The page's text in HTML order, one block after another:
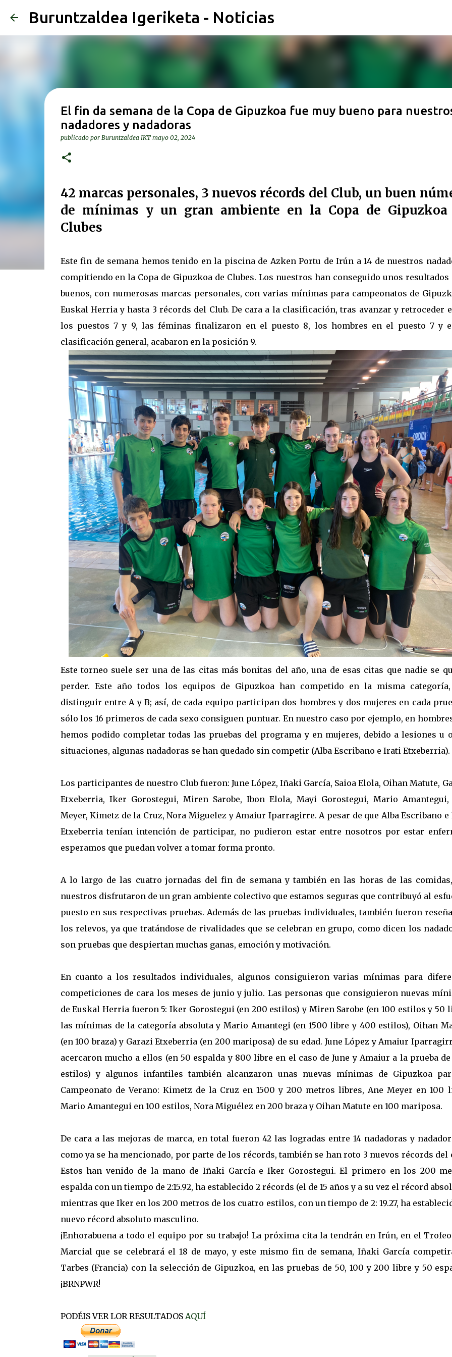
Buruntzaldea Igeriketa - Noticias
El fin da semana de la Copa de Gipuzkoa fue muy bueno para
nadadores y nadadoras
publicado por Buruntzaldea IKT mayo 02, 2024
42 marcas personales, 3 nuevos récords del Club, un buen
de mínimas y un gran ambiente en la Copa de Gipuzkoa
Clubes
Este fin de semana hemos tenido en la piscina de Azken Portu de Irún a 14 de nuestros
compitiendo en la Copa de Gipuzkoa de Clubes. Los nuestros han conseguido unos resultados
buenos, con numerosas marcas personales, con varias mínimas para campeonatos de
Euskal Herria y hasta 3 récords del Club. De cara a la clasificación, tras avanzar y retroceder
los puestos 7 y 9, las féminas finalizaron en el puesto 8, los hombres en el puesto 7 y
clasificación general, acabaron en la posición 9.
Este torneo suele ser una de las citas más bonitas del año, una de esas citas que nadie se
perder. Este año todos los equipos de Gipuzkoa han competido en la misma
distinguir entre A y B; así, de cada equipo participan dos hombres y dos mujeres en cada
sólo los 16 primeros de cada sexo consiguen puntuar. En nuestro caso por ejemplo, en
hemos podido completar todas las pruebas del programa y en mujeres, debido a lesiones u
situaciones, algunas nadadoras se han quedado sin competir (Alba Escribano e Irati Etxeberria).
Los participantes de nuestro Club fueron: June López, Iñaki García, Saioa Elola, Oihan Matute,
Etxeberria, Iker Gorostegui, Miren Sarobe, Ibon Elola, Mayi Gorostegui, Mario Amantegui,
Meyer, Kimetz de la Cruz, Nora Miguelez y Amaiur Iparragirre. A pesar de que Alba Escribano
Etxeberria tenían intención de participar, no pudieron estar entre nosotros por estar
esperamos que puedan volver a tomar forma pronto.
A lo largo de las cuatro jornadas del fin de semana y también en las horas de las
nuestros disfrutaron de un gran ambiente colectivo que estamos seguras que contribuyó al
puesto en sus respectivas pruebas. Además de las pruebas individuales, también fueron
los relevos, ya que tratándose de rivalidades que se celebran en grupo, como dicen los
son pruebas que despiertan muchas ganas, emoción y motivación.
En cuanto a los resultados individuales, algunos consiguieron varias mínimas para
competiciones de cara los meses de junio y julio. Las personas que consiguieron nuevas
de Euskal Herria fueron 5: Iker Gorostegui (en 200 estilos) y Miren Sarobe (en 100 estilos y 50
las mínimas de la categoría absoluta y Mario Amantegi (en 1500 libre y 400 estilos), Oihan
(en 100 braza) y Garazi Etxeberria (en 200 mariposa) de su edad. June López y Amaiur
acercaron mucho a ellos (en 50 espalda y 800 libre en el caso de June y Amaiur a la prueba
estilos) y algunos infantiles también alcanzaron unas nuevas mínimas de Gipuzkoa
Campeonato de Verano: Kimetz de la Cruz en 1500 y 200 metros libres, Ane Meyer en 100
Mario Amantegui en 100 estilos, Nora Miguélez en 200 braza y Oihan Matute en 100 mariposa.
De cara a las mejoras de marca, en total fueron 42 las logradas entre 14 nadadoras y
como ya se ha mencionado, por parte de los récords, también se han roto 3 nuevos récords del
Estos han venido de la mano de Iñaki García e Iker Gorostegui. El primero en los 200
espalda con un tiempo de 2:15.92, ha establecido 2 récords (el de 15 años y a su vez el récord
mientras que Iker en los 200 metros de los cuatro estilos, con un tiempo de 2: 19.27, ha
nuevo récord absoluto masculino.
¡Enhorabuena a todo el equipo por su trabajo! La próxima cita la tendrán en Irún, en el Trofeo
Marcial que se celebrará el 18 de mayo, y este mismo fin de semana, Iñaki García
Tarbes (Francia) con la selección de Gipuzkoa, en las pruebas de 50, 100 y 200 libre y 50
¡BRNPWR!
PODÉIS VER LOR RESULTADOS AQUÍ